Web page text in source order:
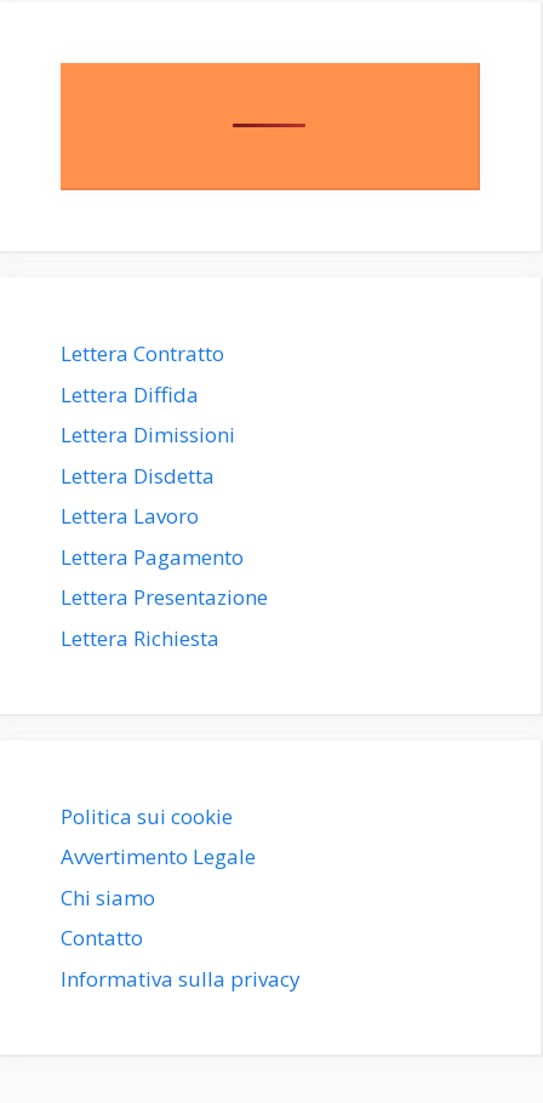
Lettera Contratto
Lettera Diffida
Lettera Dimissioni
Lettera Disdetta
Lettera Lavoro
Lettera Pagamento
Lettera Presentazione
Lettera Richiesta
Politica sui cookie
Avvertimento Legale
Chi siamo
Contatto
Informativa sulla privacy